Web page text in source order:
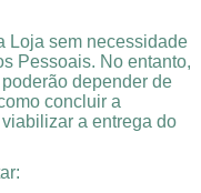
Loja sem necessidade
Pessoais. No entanto,
depender de
concluir a
a entrega do